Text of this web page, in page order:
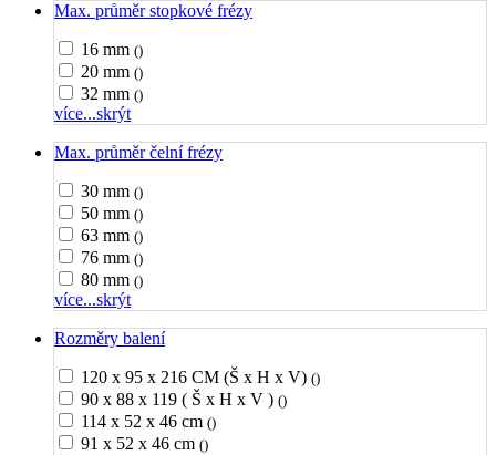
Max. průměr stopkové frézy
16 mm ()
20 mm ()
32 mm ()
více...skrýt
Max. průměr čelní frézy
30 mm ()
50 mm ()
63 mm ()
76 mm ()
80 mm ()
více...skrýt
Rozměry balení
120 x 95 x 216 CM (Š x H x V) ()
90 x 88 x 119 ( Š x H x V ) ()
114 x 52 x 46 cm ()
91 x 52 x 46 cm ()